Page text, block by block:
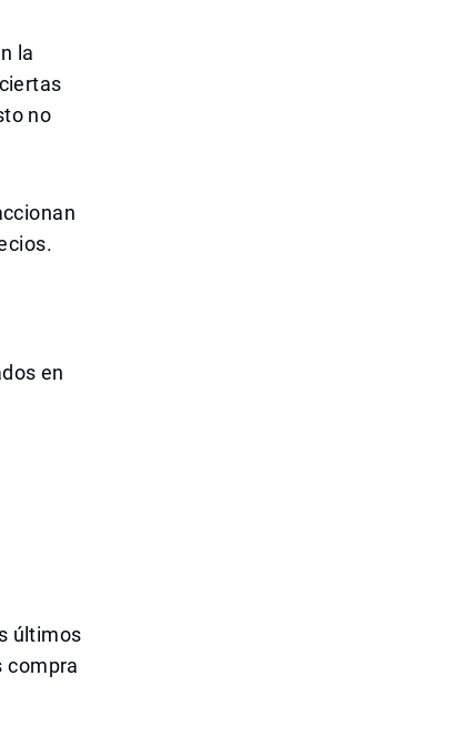
la
no
en
últimos
compra